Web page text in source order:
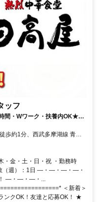
ッフ
間・Wワーク・扶養内OK★食
歩約1分、西武多摩湖線 青梅
徒歩約19分
・金・土・日・祝 ・勤務時
（週）：1日 ―・―・―・―・
―・―・―・...
＜新着＞
ンクOK！友達と応募OK！ ★